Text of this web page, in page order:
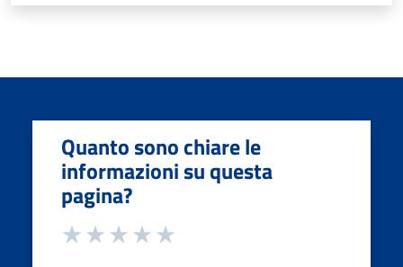
Quanto sono chiare le
informazioni su questa
pagina?